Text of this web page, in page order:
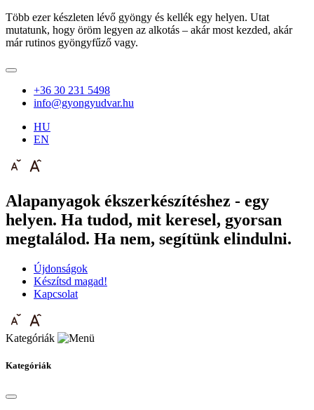
Több ezer készleten lévő gyöngy és kellék egy helyen. Utat
mutatunk, hogy öröm legyen az alkotás – akár most kezded, akár
már rutinos gyöngyfűző vagy.
+36 30 231 5498
info@gyongyudvar.hu
HU
EN
Alapanyagok ékszerkészítéshez - egy
helyen. Ha tudod, mit keresel, gyorsan
megtalálod. Ha nem, segítünk elindulni.
Újdonságok
Készítsd magad!
Kapcsolat
Kategóriák
Kategóriák